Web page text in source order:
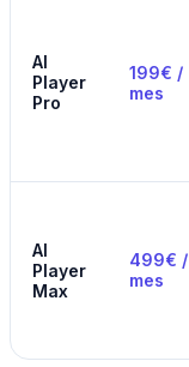
AI
Player
Pro
199€ /
mes
AI
Player
Max
499€ /
mes